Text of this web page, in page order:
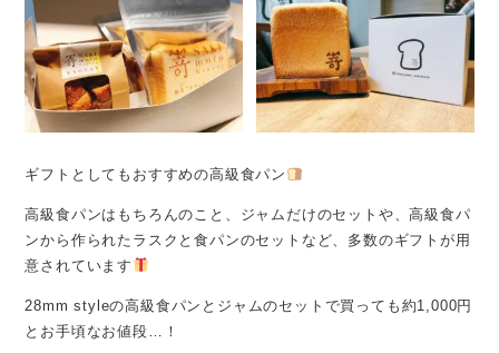
ギフトとしてもおすすめの高級食パン
高級食パンはもちろんのこと、ジャムだけのセットや、高級食パ
ンから作られたラスクと食パンのセットなど、多数のギフトが用
意されています
28mm styleの高級食パンとジャムのセットで買っても約1,000円
とお手頃なお値段…！